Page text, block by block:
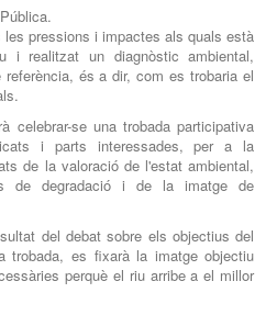
les pressions i impactes als quals està
i realitzat un diagnòstic ambiental,
és a dir, com es trobaria el
celebrar-se una trobada participativa
i parts interessades, per a la
de la valoració de l'estat ambiental,
de degradació i de la imatge de
del debat sobre els objectius del
trobada, es fixarà la imatge objectiu
perquè el riu arribe a el millor